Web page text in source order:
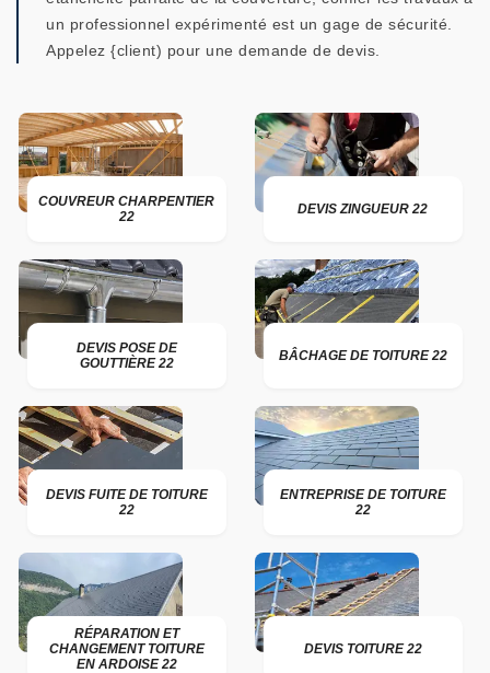
un professionnel expérimenté est un gage de sécurité.
Appelez {client) pour une demande de devis.
COUVREUR CHARPENTIER
22
DEVIS ZINGUEUR 22
DEVIS POSE DE
GOUTTIÈRE 22
BÂCHAGE DE TOITURE 22
DEVIS FUITE DE TOITURE
22
ENTREPRISE DE TOITURE
22
RÉPARATION ET
CHANGEMENT TOITURE
EN ARDOISE 22
DEVIS TOITURE 22